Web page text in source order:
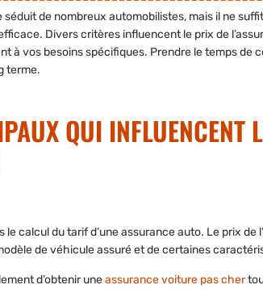
séduit de nombreux automobilistes, mais il ne
Diverscritères influencent le prix de
à vos besoins spécifiques. Prendre le temps de
terme.
QUI INFLUENCENT
le calcul du tarif d’uneassurance auto. Le prix de
de véhicule assuré et de certaines
d’obtenir uneassurance voiture pas cher